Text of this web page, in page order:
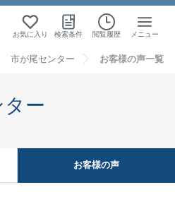
お気に入り 検索条件 閲覧履歴 メニュー
市が尾センター お客様の声一覧
ー
お客様の声